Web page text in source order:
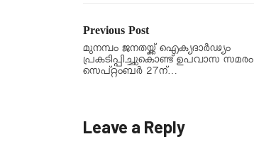
Previous Post
മുനമ്പം ജനതയ്ക്ക് ഐക്യദാർഢ്യം
പ്രകടിപ്പിച്ചുകൊണ്ട് ഉപവാസ സമരം
സെപ്റ്റംബർ 27ന്…
Leave a Reply